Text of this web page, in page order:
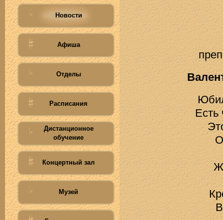
Новости
Афиша
Отделы
Расписания
Дистанционное
обучение
Концертный зал
Музей
Есть
В